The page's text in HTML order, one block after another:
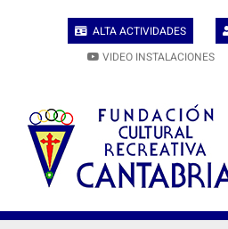
ALTA ACTIVIDADES
VIDEO INSTALACIONES